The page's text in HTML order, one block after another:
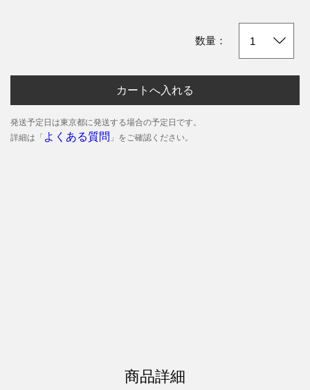
数量：
カートへ入れる
発送予定日は東京都に発送する場合の予定日です。
詳細は「 よくある質問 」をご確認ください。
商品詳細